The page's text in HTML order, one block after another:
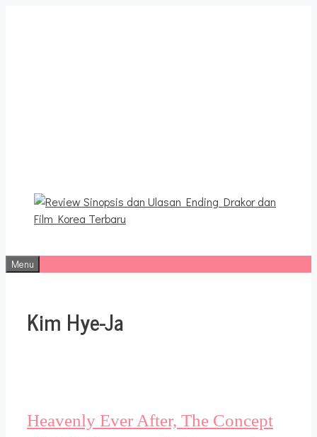
Menu
Kim Hye-Ja
Heavenly Ever After, The Concept